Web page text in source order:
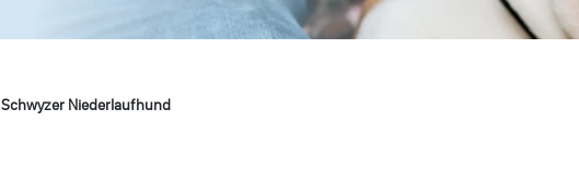
Schwyzer Niederlaufhund